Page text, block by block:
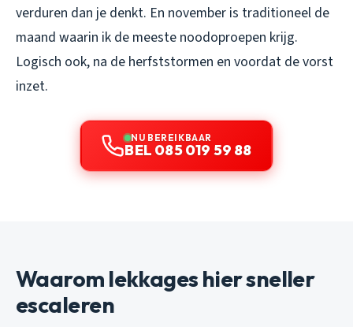
verduren dan je denkt. En november is traditioneel de
maand waarin ik de meeste noodoproepen krijg.
Logisch ook, na de herfststormen en voordat de vorst
inzet.
NU BEREIKBAAR
BEL 085 019 59 88
Waarom lekkages hier sneller
escaleren